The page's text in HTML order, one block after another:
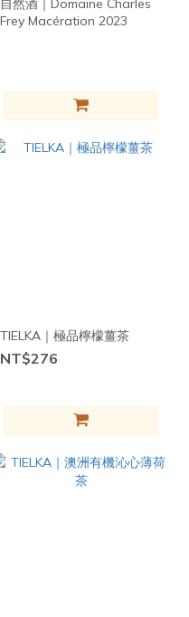
自然酒｜Domaine Charles
Frey Macération 2023
TIELKA｜極品檸檬薑茶
NT$276